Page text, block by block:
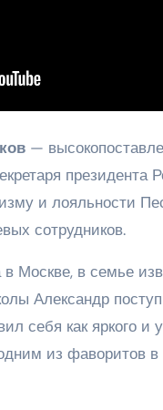
—
президента
и лояльности
сотрудников.
Москве, в семье
Александр
себя как яркого
из фаворитов